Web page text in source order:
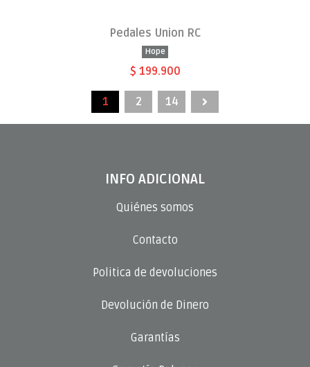
Pedales Union RC
Hope
$ 199.900
1 2 14
INFO ADICIONAL
Quiénes somos
Contacto
Politica de devoluciones
Devolución de Dinero
Garantías